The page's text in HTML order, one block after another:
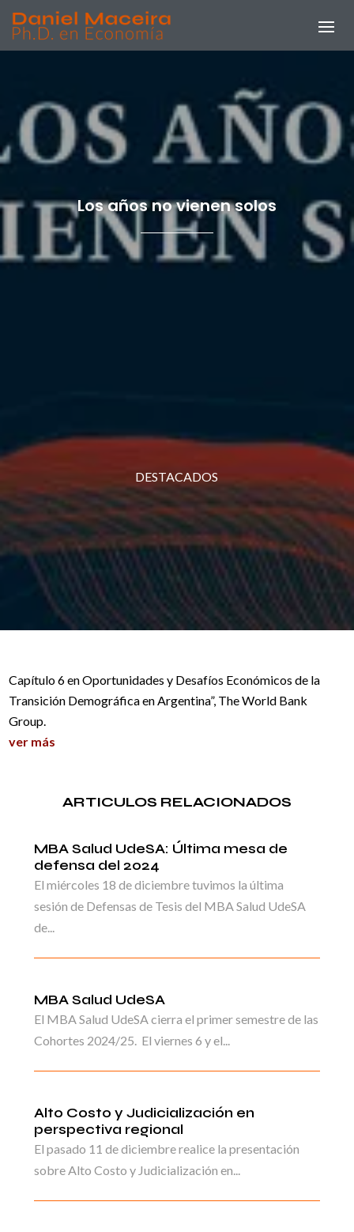
Los años no vienen solos
DESTACADOS
Capítulo 6 en Oportunidades y Desafíos Económicos de la
Transición Demográfica en Argentina”, The World Bank
Group.
ver más
ARTICULOS RELACIONADOS
MBA Salud UdeSA: Última mesa de
defensa del 2024
El miércoles 18 de diciembre tuvimos la última
sesión de Defensas de Tesis del MBA Salud UdeSA
de...
MBA Salud UdeSA
El MBA Salud UdeSA cierra el primer semestre de las
Cohortes 2024/25. El viernes 6 y el...
Alto Costo y Judicialización en
perspectiva regional
El pasado 11 de diciembre realice la presentación
sobre Alto Costo y Judicialización en...